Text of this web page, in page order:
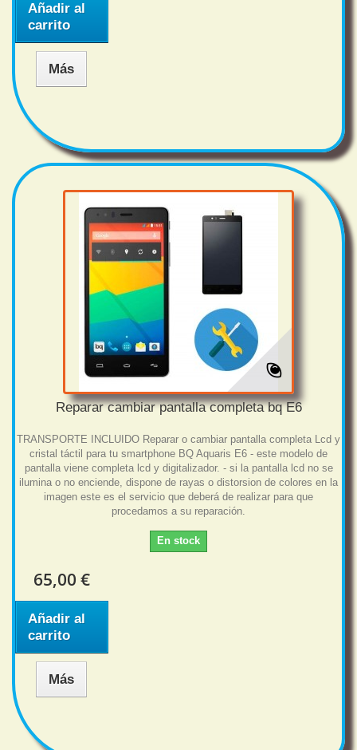
Añadir al
carrito
Más
Reparar cambiar pantalla completa bq E6
TRANSPORTE INCLUIDO Reparar o cambiar pantalla completa Lcd y
cristal táctil para tu smartphone BQ Aquaris E6 - este modelo de
pantalla viene completa lcd y digitalizador. - si la pantalla lcd no se
ilumina o no enciende, dispone de rayas o distorsion de colores en la
imagen este es el servicio que deberá de realizar para que
procedamos a su reparación.
En stock
65,00 €
Añadir al
carrito
Más